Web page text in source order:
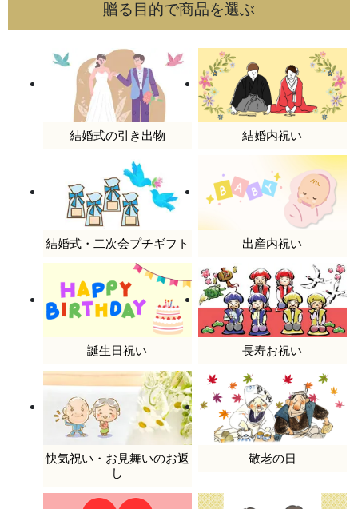
贈る目的で商品を選ぶ
結婚式の引き出物 結婚内祝い
結婚式・二次会プチギフト 出産内祝い
誕生日祝い 長寿お祝い
快気祝い・お見舞いのお返
し
敬老の日